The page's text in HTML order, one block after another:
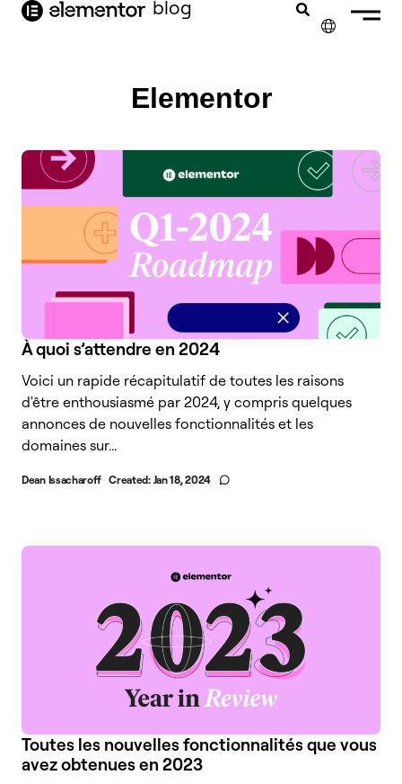
principal
blog
DEUTSCH
PORTUGUÊS
ESPAÑOL
ITALIANO
Elementor
À quoi s’attendre en 2024
Voici un rapide récapitulatif de toutes les raisons
d'être enthousiasmé par 2024, y compris quelques
annonces de nouvelles fonctionnalités et les
domaines sur...
Dean Issacharoff Created: Jan 18, 2024
Toutes les nouvelles fonctionnalités que vous
avez obtenues en 2023